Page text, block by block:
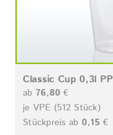
Classic Cup 0,3l PP
ab 76,80 €
je VPE (512 Stück)
Stückpreis ab 0,15 €